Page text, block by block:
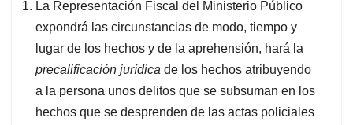
La Representación Fiscal del Ministerio Público
expondrá las circunstancias de modo, tiempo y
lugar de los hechos y de la aprehensión, hará la
precalificación jurídica de los hechos atribuyendo
a la persona unos delitos que se subsuman en los
hechos que se desprenden de las actas policiales